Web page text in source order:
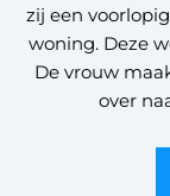
zij een
woning. Deze
De vrouw
over